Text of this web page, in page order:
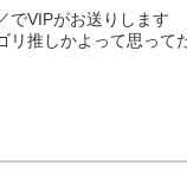
でVIPがお送りします
リ推しかよって思って